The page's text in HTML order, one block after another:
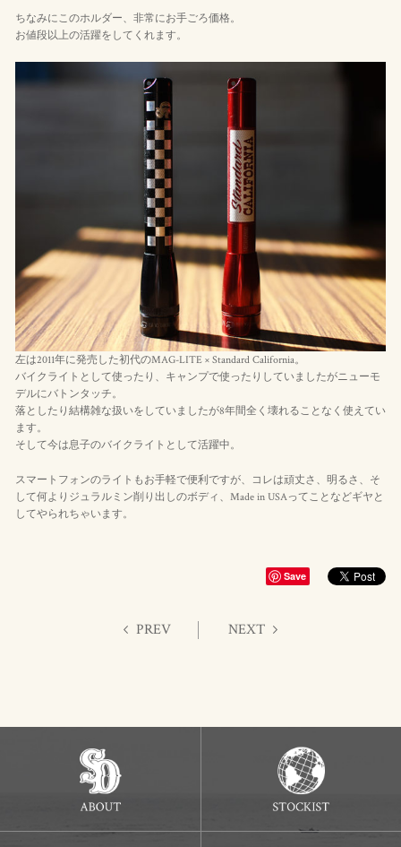
ちなみにこのホルダー、非常にお手ごろ価格。
お値段以上の活躍をしてくれます。
左は2011年に発売した初代のMAG-LITE × Standard California。
バイクライトとして使ったり、キャンプで使ったりしていましたがニューモ
デルにバトンタッチ。
落としたり結構雑な扱いをしていましたが8年間全く壊れることなく使えてい
ます。
そして今は息子のバイクライトとして活躍中。
スマートフォンのライトもお手軽で便利ですが、コレは頑丈さ、明るさ、そ
して何よりジュラルミン削り出しのボディ、Made in USAってことなどギヤと
してやられちゃいます。
Save
PREV NEXT